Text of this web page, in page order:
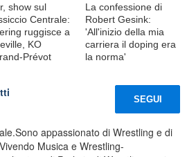
show sul
Centrale:
ruggisce a
KO
Prévot
La confessione di
Robert Gesink:
'All'inizio della mia
carriera il doping era
la norma'
SEGUI
appassionato di Wrestling e di
Musica e Wrestling-